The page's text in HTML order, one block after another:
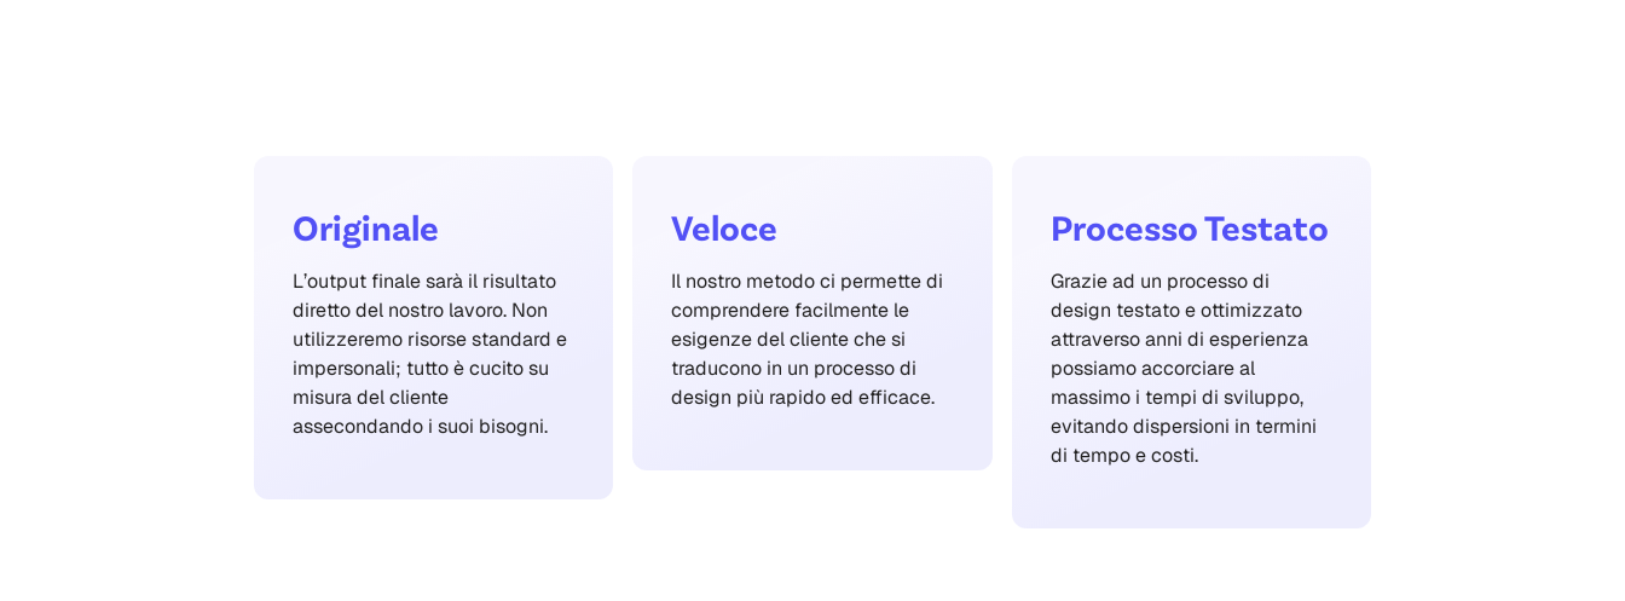
Originale
L’output finale sarà il risultato
diretto del nostro lavoro. Non
utilizzeremo risorse standard e
impersonali; tutto è cucito su
misura del cliente
assecondando i suoi bisogni.
Veloce
Il nostro metodo ci permette di
comprendere facilmente le
esigenze del cliente che si
traducono in un processo di
design più rapido ed efficace.
Processo Testato
Grazie ad un processo di
design testato e ottimizzato
attraverso anni di esperienza
possiamo accorciare al
massimo i tempi di sviluppo,
evitando dispersioni in termini
di tempo e costi.